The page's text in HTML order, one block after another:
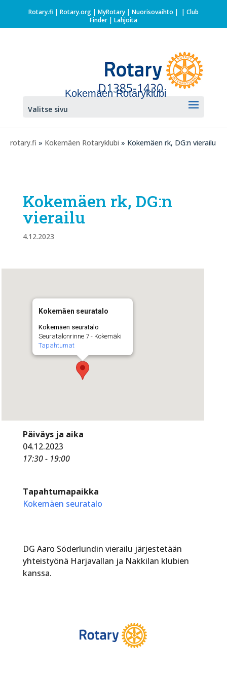
Rotary.fi | Rotary.org| MyRotary | Nuorisovaihto | | Club
Finder| Lahjoita
Kokemäen Rotaryklubi
Valitse sivu
rotary.fi » Kokemäen Rotaryklubi » Kokemäen rk, DG:n vierailu
Kokemäen rk, DG:n
vierailu
4.12.2023
Kokemäen seuratalo
Kokemäen seuratalo
Seuratalonrinne 7 - Kokemäki
Tapahtumat
Päiväys ja aika
04.12.2023
17:30 - 19:00
Tapahtumapaikka
Kokemäen seuratalo
DG Aaro Söderlundin vierailu järjestetään
yhteistyönä Harjavallan ja Nakkilan klubien
kanssa.